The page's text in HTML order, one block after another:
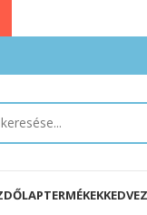
TERMÉKEK